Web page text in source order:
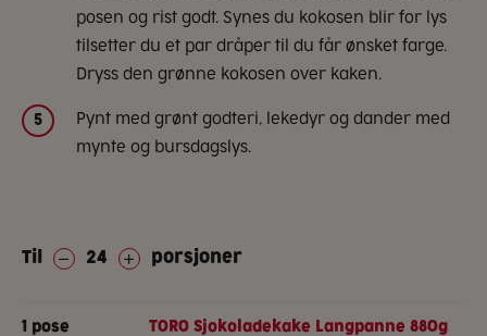
Til 24 porsjoner
1 pose TORO Sjokoladekake Langpanne 880g
posen og rist godt. Synes du kokosen blir for lys
tilsetter du et par dråper til du får ønsket farge.
Dryss den grønne kokosen over kaken.
5
Pynt med grønt godteri, lekedyr og dander med
mynte og bursdagslys.